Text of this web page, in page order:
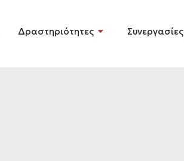
Δραστηριότητες Συνεργασίες